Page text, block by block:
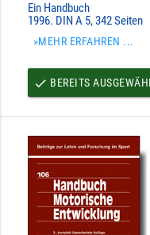
Ein Handbuch
1996. DIN A 5, 342 Seiten
»MEHR ERFAHREN ...
done BEREITS